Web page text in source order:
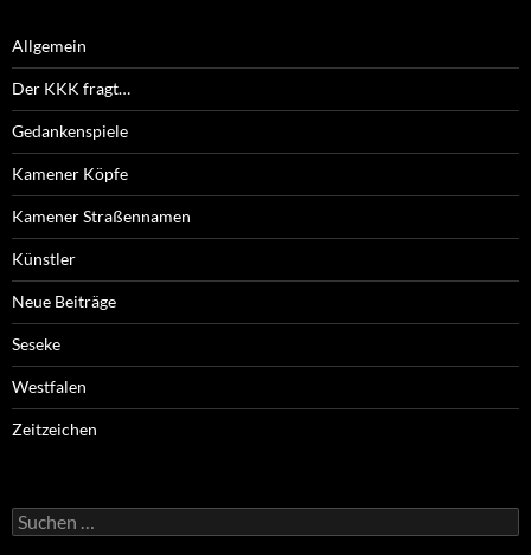
Allgemein
Der KKK fragt…
Gedankenspiele
Kamener Köpfe
Kamener Straßennamen
Künstler
Neue Beiträge
Seseke
Westfalen
Zeitzeichen
Suchen
nach: